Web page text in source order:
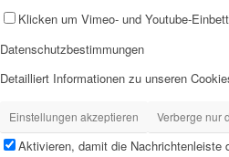
Klicken um Vimeo- und Youtube-
Datenschutzbestimmungen
Detailliert Informationen zu unseren
Einstellungen akzeptieren Verberge nur
Aktivieren, damit die Nachrichtenleiste